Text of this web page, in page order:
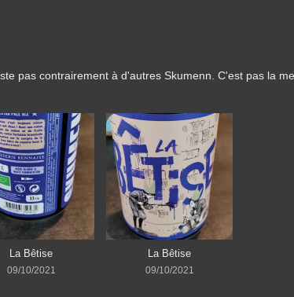
pas contrairement à d'autres Skumenn. C'est pas la
La Bêtise
09/10/2021
La Bêtise
09/10/2021